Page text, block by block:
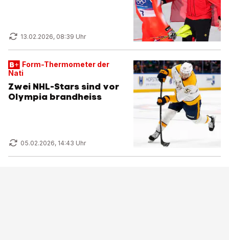
13.02.2026, 08:39 Uhr
Form-Thermometer der
Nati
Zwei NHL-Stars sind vor
Olympia brandheiss
05.02.2026, 14:43 Uhr